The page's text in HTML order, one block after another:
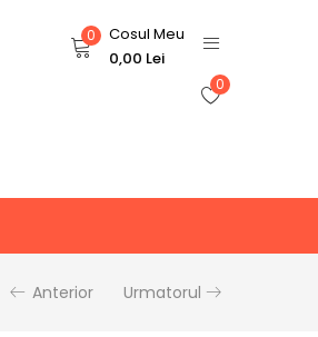
0
Cosul Meu
0,00 Lei
0
Anterior Urmatorul